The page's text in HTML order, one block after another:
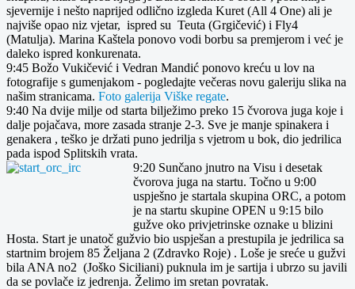
sjevernije i nešto naprijed odlično izgleda Kuret (All 4 One) ali je
najviše opao niz vjetar, ispred su Teuta (Grgičević) i Fly4
(Matulja). Marina Kaštela ponovo vodi borbu sa premjerom i već je
daleko ispred konkurenata.
9:45 Božo Vukičević i Vedran Mandić ponovo kreću u lov na
fotografije s gumenjakom - pogledajte večeras novu galeriju slika na
našim stranicama. Foto galerija Viške regate.
9:40 Na dvije milje od starta bilježimo preko 15 čvorova juga koje i
dalje pojačava, more zasada stranje 2-3. Sve je manje spinakera i
genakera , teško je držati puno jedrilja s vjetrom u bok, dio jedrilica
pada ispod Splitskih vrata.
9:20 Sunčano jnutro na Visu i desetak
čvorova juga na startu. Točno u 9:00
uspješno je startala skupina ORC, a potom
je na startu skupine OPEN u 9:15 bilo
gužve oko privjetrinske oznake u blizini
Hosta. Start je unatoč gužvio bio uspješan a prestupila je jedrilica sa
startnim brojem 85 Željana 2 (Zdravko Roje) . Loše je sreće u gužvi
bila ANA no2 (Joško Siciliani) puknula im je sartija i ubrzo su javili
da se povlače iz jedrenja. Želimo im sretan povratak.